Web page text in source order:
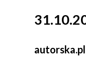
autorska.pl